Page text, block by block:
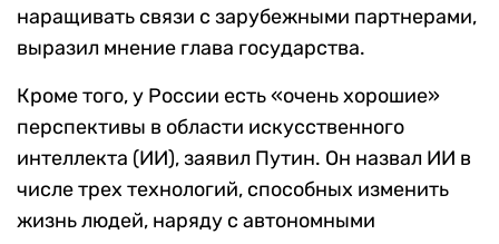
наращивать связи с зарубежными партнерами,
выразил мнение глава государства.
Кроме того, у России есть «очень хорошие»
перспективы в области искусственного
интеллекта (ИИ), заявил Путин. Он назвал ИИ в
числе трех технологий, способных изменить
жизнь людей, наряду с автономными